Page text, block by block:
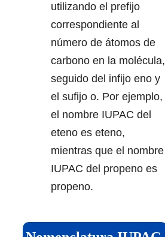
utilizando el prefijo
correspondiente al
número de átomos de
carbono en la molécula,
seguido del infijo eno y
el sufijo o. Por ejemplo,
el nombre IUPAC del
eteno es eteno,
mientras que el nombre
IUPAC del propeno es
propeno.